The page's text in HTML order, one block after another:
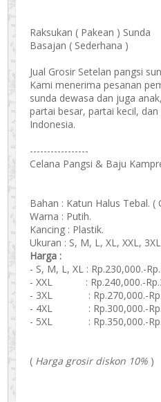
Raksukan ( Pakean ) Sunda
Basajan ( Sederhana )
Jual Grosir Setelan pangsi
Kami menerima pesanan
sunda dewasa dan juga anak,
partai besar, partai kecil,
Indonesia.
-----------------
Celana Pangsi & Baju
Bahan : Katun Halus Tebal.
Warna : Putih.
Kancing : Plastik.
Ukuran : S, M, L, XL, XXL,
Harga :
- S, M, L, XL : Rp.230,000.-
- XXL : Rp.240,000.-
- 3XL : Rp.270,000.-
- 4XL : Rp.300,000.-
- 5XL : Rp.350,000.-
( Harga grosir diskon 10% )